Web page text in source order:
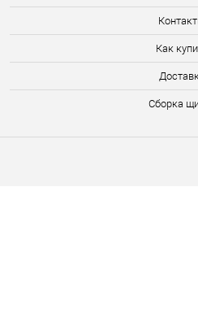
Как
Сборка